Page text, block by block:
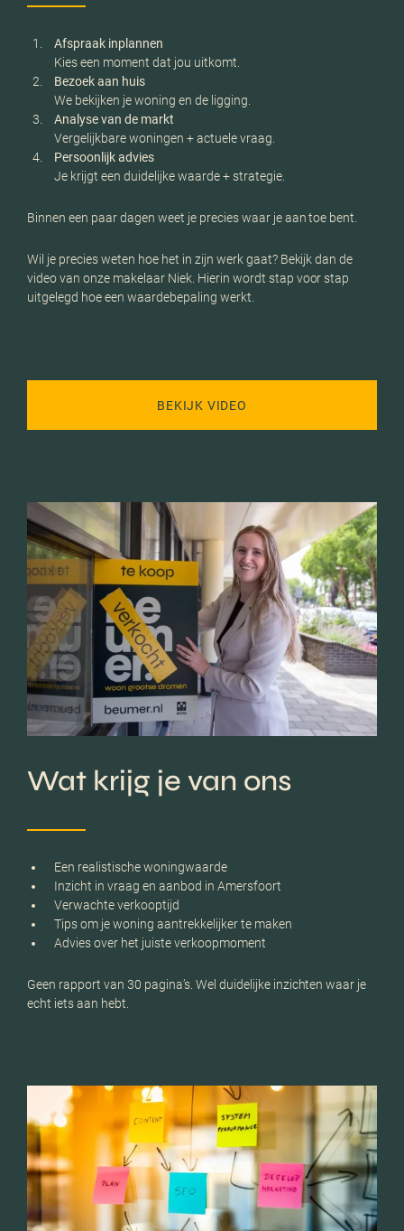
Afspraak inplannen
Kies een moment dat jou uitkomt.
Bezoek aan huis
We bekijken je woning en de ligging.
Analyse van de markt
Vergelijkbare woningen + actuele vraag.
Persoonlijk advies
Je krijgt een duidelijke waarde + strategie.
Binnen een paar dagen weet je precies waar je aan toe bent.
Wil je precies weten hoe het in zijn werk gaat? Bekijk dan de
video van onze makelaar Niek. Hierin wordt stap voor stap
uitgelegd hoe een waardebepaling werkt.
BEKIJK VIDEO
Wat krijg je van ons
Een realistische woningwaarde
Inzicht in vraag en aanbod in Amersfoort
Verwachte verkooptijd
Tips om je woning aantrekkelijker te maken
Advies over het juiste verkoopmoment
Geen rapport van 30 pagina’s. Wel duidelijke inzichten waar je
echt iets aan hebt.